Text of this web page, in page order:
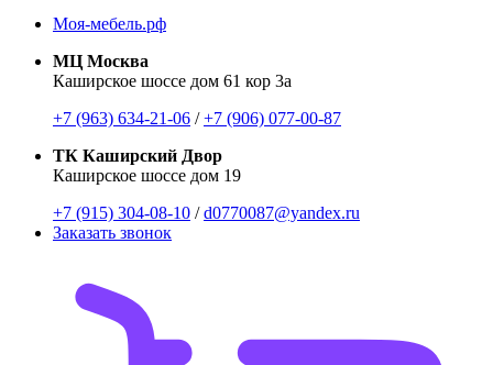
Моя-мебель.рф
МЦ Москва
Каширское шоссе дом 61 кор 3а
+7 (963) 634-21-06 /+7 (906) 077-00-87
ТК Каширский Двор
Каширское шоссе дом 19
+7 (915) 304-08-10 /d0770087@yandex.ru
Заказать звонок